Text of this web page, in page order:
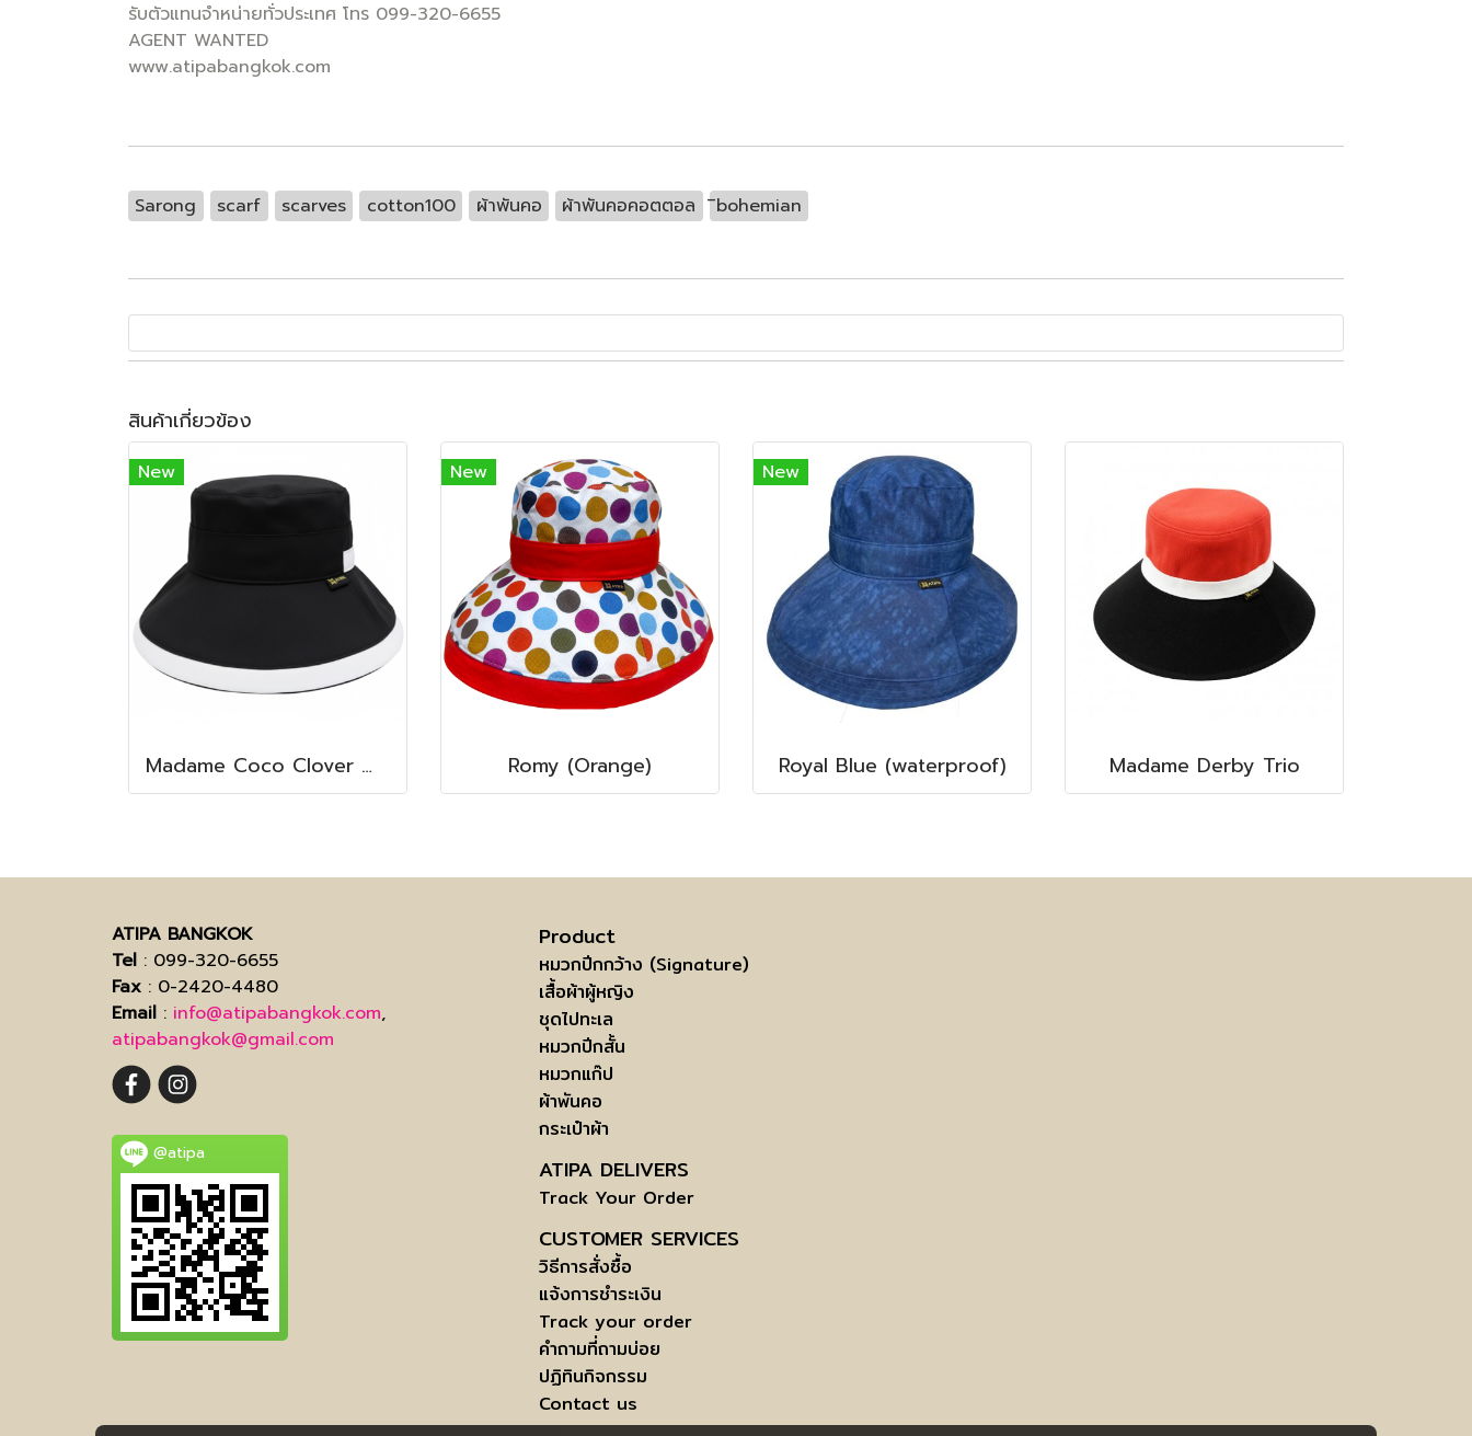
รับตัวแทนจำหน่ายทั่วประเทศ โทร 099-320-6655
AGENT WANTED
www.atipabangkok.com
Sarong scarf scarves cotton100 ผ้าพันคอ ผ้าพันคอคอตตอล ิbohemian
สินค้าเกี่ยวข้อง
New
Madame Coco Clover Waterproof (Misty Black)
New
Romy (Orange)
New
Royal Blue (waterproof) Madame Derby Trio
ATIPA BANGKOK
Tel : 099-320-6655
Fax : 0-2420-4480
Email : info@atipabangkok.com,
atipabangkok@gmail.com
@atipa
Product
หมวกปีกกว้าง (Signature)
เสื้อผ้าผู้หญิง
ชุดไปทะเล
หมวกปีกสั้น
หมวกแก๊ป
ผ้าพันคอ
กระเป๋าผ้า
ATIPA DELIVERS
Track Your Order
CUSTOMER SERVICES
วิธีการสั่งซื้อ
แจ้งการชำระเงิน
Track your order
คำถามที่ถามบ่อย
ปฏิทินกิจกรรม
Contact us